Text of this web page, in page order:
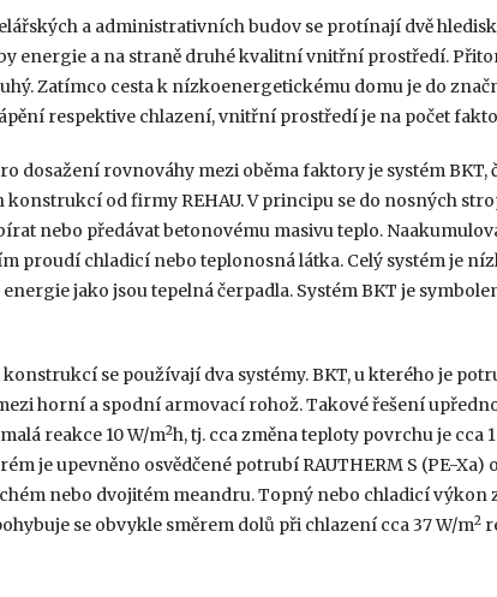
a administrativních budov se protínají dvě
energie a na straně druhé kvalitní vnitřní prostředí.
Zatímco cesta k nízkoenergetickému domu je do
respektive chlazení, vnitřní prostředí je na počet
dosažení rovnováhy mezi oběma faktory je systém BKT,
od firmy REHAU. V principu se do nosných
nebo předávat betonovému masivu teplo.
proudí chladicí nebo teplonosná látka. Celý systém je
jako jsou tepelná čerpadla. Systém BKT je
se používají dva systémy. BKT, u kterého je
horní a spodní armovací rohož. Takové řešení
reakce 10 W/m2h, tj. cca změna teploty povrchu je cca
je upevněno osvědčené potrubí RAUTHERM S (PE-Xa)
nebo dvojitém meandru. Topný nebo chladicí
se obvykle směrem dolů při chlazení cca 37 W/m2